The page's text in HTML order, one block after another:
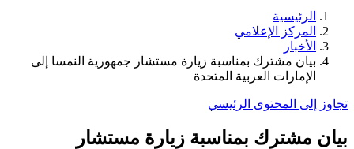
الرئيسية
المركز الإعلامي
الأخبار
بيان مشترك بمناسبة زيارة مستشار جمهورية النمسا إلى
الإمارات العربية المتحدة
تجاوز إلى المحتوى الرئيسي
بيان مشترك بمناسبة زيارة مستشار